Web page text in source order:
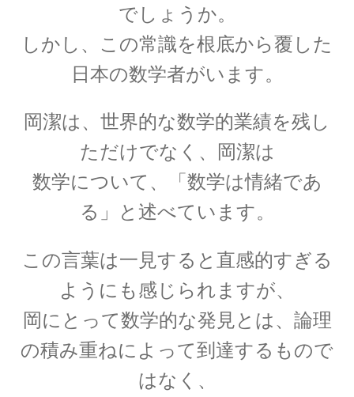
20世紀生まれの
物理学者の纏め
レンツ_Heinrich Friedrich Emil Lenz【変動磁場_誘導
起電力を法則化】
【トピック】
受勲について
【イギリスの叙勲・など】
でしょうか。
しかし、この常識を根底から覆した
日本の数学者がいます。
岡潔は、世界的な数学的業績を残し
ただけでなく、 岡潔は
数学について、「数学は情緒であ
る」と述べています。
この言葉は一見すると直感的すぎる
ようにも感じられますが、
岡にとって数学的な発見とは、論理
の積み重ねによって到達するもので
はなく、